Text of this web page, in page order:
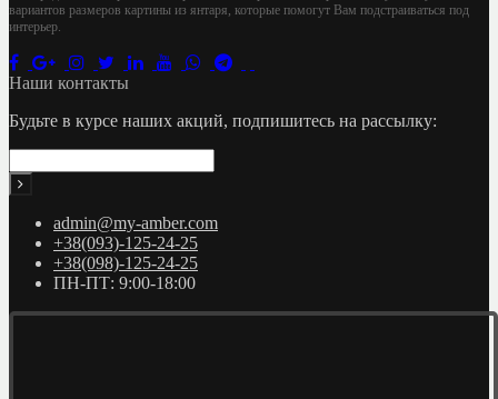
вариантов размеров картины из янтаря, которые помогут Вам подстраиваться под
интерьер.
Наши контакты
Будьте в курсе наших акций, подпишитесь на рассылку:
admin@my-amber.com
+38(093)-125-24-25
+38(098)-125-24-25
ПН-ПТ: 9:00-18:00